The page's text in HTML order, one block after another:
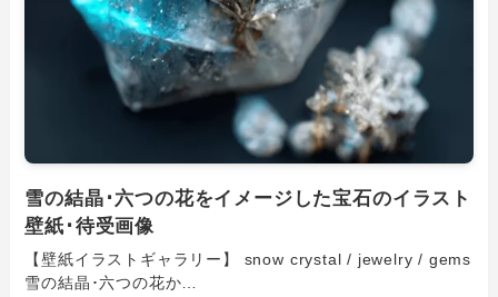
雪の結晶･六つの花をイメージした宝石のイラスト
壁紙･待受画像
【壁紙イラストギャラリー】 snow crystal / jewelry / gems
雪の結晶･六つの花か…